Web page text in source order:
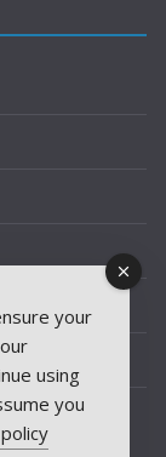
your
using
you